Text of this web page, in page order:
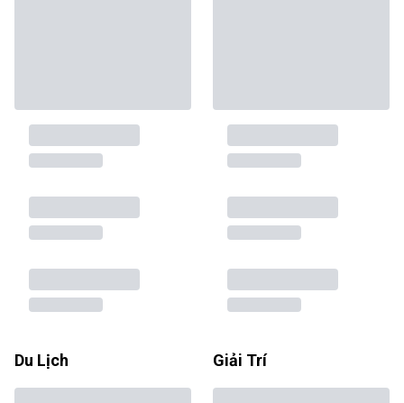
Du Lịch Giải Trí